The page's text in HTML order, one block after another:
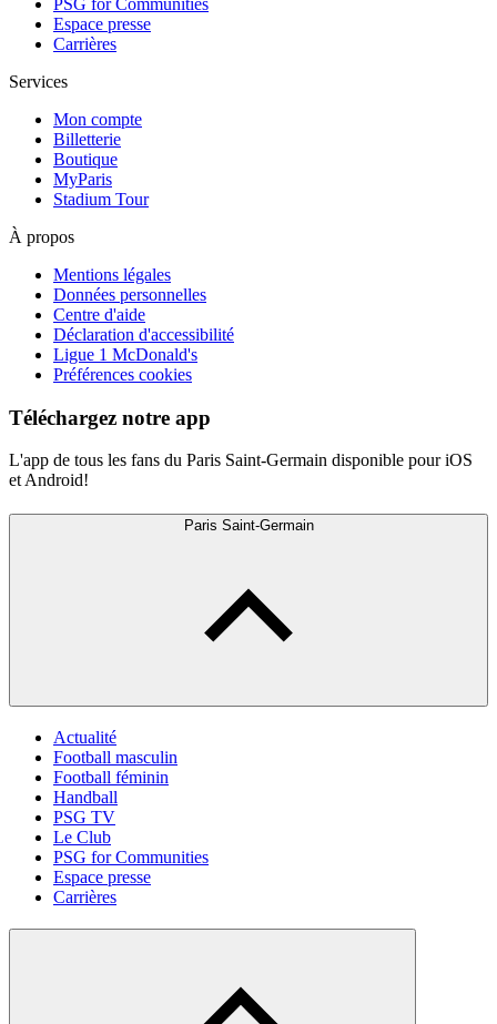
PSG for Communities
Espace presse
Carrières
Services
Mon compte
Billetterie
Boutique
MyParis
Stadium Tour
À propos
Mentions légales
Données personnelles
Centre d'aide
Déclaration d'accessibilité
Ligue 1 McDonald's
Préférences cookies
Téléchargez notre app
L'app de tous les fans du Paris Saint-Germain disponible pour iOS
et Android!
Paris Saint-Germain
Actualité
Football masculin
Football féminin
Handball
PSG TV
Le Club
PSG for Communities
Espace presse
Carrières